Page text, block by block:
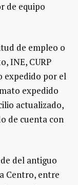
de equipo
de empleo o
INE, CURP
expedido por el
expedido
actualizado,
de cuenta con
del antiguo
Centro, entre